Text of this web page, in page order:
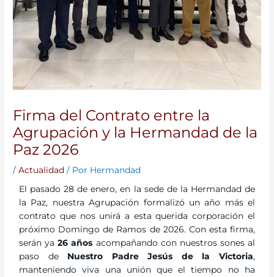
Firma del Contrato entre la
Agrupación y la Hermandad de la
Paz 2026
/Actualidad / Por Hermandad
El pasado 28 de enero, en la sede de la Hermandad de
la Paz, nuestra Agrupación formalizó un año más el
contrato que nos unirá a esta querida corporación el
próximo Domingo de Ramos de 2026. Con esta firma,
serán ya26 años acompañando con nuestros sones al
paso de Nuestro Padre Jesús de la Victoria,
manteniendo viva una unión que el tiempo no ha